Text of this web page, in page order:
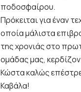
ποδοσφαίρου.
Πρόκειται για έναν
οποία μάλιστα
της χρονιάς στο
ομάδας μας,
Κώστα καλώς
Καβάλα!